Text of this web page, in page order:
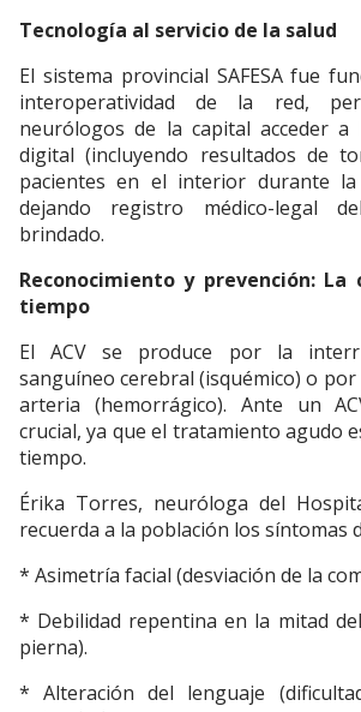
Tecnología al servicio de la salud
El sistema provincial SAFESA fue
interoperatividad de la red,
neurólogos de la capital acceder a
digital (incluyendo resultados de
pacientes en el interior durante la
dejando registro médico-legal
brindado.
Reconocimiento y prevención:
tiempo
El ACV se produce por la
sanguíneo cerebral (isquémico) o
arteria (hemorrágico). Ante un
crucial, ya que el tratamiento agudo
tiempo.
Érika Torres, neuróloga del
recuerda a la población los síntomas
* Asimetría facial (desviación de la
* Debilidad repentina en la mitad
pierna).
* Alteración del lenguaje